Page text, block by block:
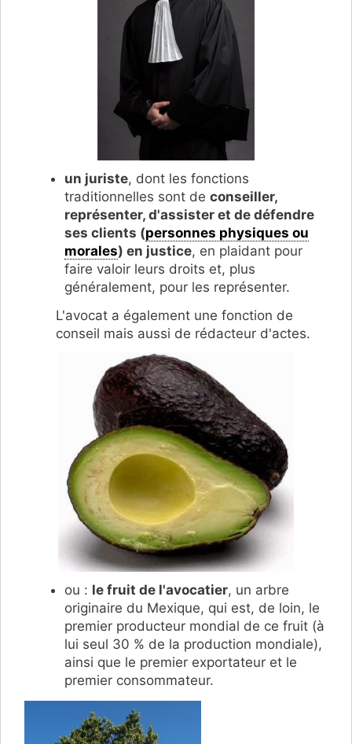
un juriste, dont les fonctions
traditionnelles sont de conseiller,
représenter, d'assister et de défendre
ses clients (personnes physiques ou
morales) en justice, en plaidant pour
faire valoir leurs droits et, plus
généralement, pour les représenter.
L'avocat a également une fonction de
conseil mais aussi de rédacteur d'actes.
ou : le fruit de l'avocatier, un arbre
originaire du Mexique, qui est, de loin, le
premier producteur mondial de ce fruit (à
lui seul 30 % de la production mondiale),
ainsi que le premier exportateur et le
premier consommateur.